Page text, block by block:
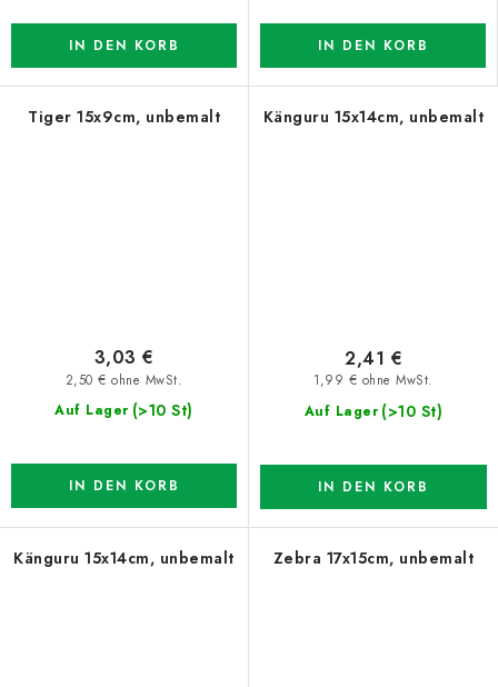
IN DEN KORB IN DEN KORB
Tiger 15x9cm, unbemalt
Auf Lager (>10 St)
2,50 € ohne MwSt.
3,03 €
IN DEN KORB
Känguru 15x14cm, unbemalt
Auf Lager (>10 St)
1,99 € ohne MwSt.
2,41 €
IN DEN KORB
Känguru 15x14cm, unbemalt Zebra 17x15cm, unbemalt